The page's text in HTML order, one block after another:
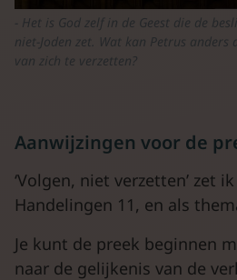
Het is God zelf in de Geest die de
niet-Joden zet. Wat kan Petrus
van zich te verzetten?
Aanwijzingen voor de
‘Volgen, niet verzetten’ zet
Handelingen 11, en als
Je kunt de preek beginnen
naar de gelijkenis van de